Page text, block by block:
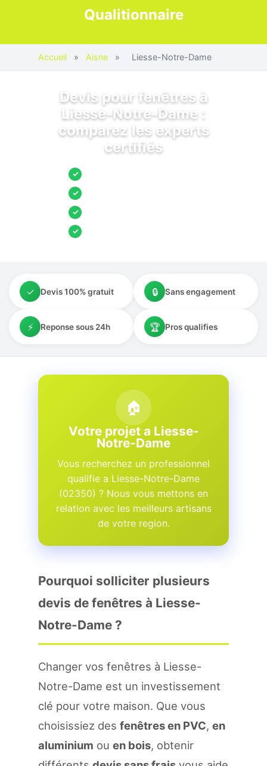
Qualitionnaire
Accueil » Aisne » Liesse-Notre-Dame
Devis pour fenêtres à
Liesse-Notre-Dame :
comparez les experts
certifiés
✓
✓
✓
✓
✓ Devis 100% gratuit 🔒 Sans engagement
⚡ Reponse sous 24h 🏆 Pros qualifies
🏠
Votre projet a Liesse-
Notre-Dame
Vous recherchez un professionnel
qualifie a Liesse-Notre-Dame
(02350) ? Nous vous mettons en
relation avec les meilleurs artisans
de votre region.
Pourquoi solliciter plusieurs
devis de fenêtres à Liesse-
Notre-Dame ?
Changer vos fenêtres à Liesse-
Notre-Dame est un investissement
clé pour votre maison. Que vous
choisissiez des fenêtres en PVC, en
aluminium ou en bois, obtenir